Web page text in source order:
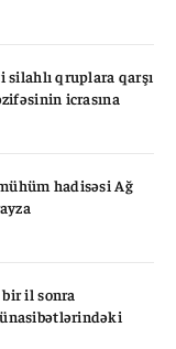
qruplara qarşı
icrasına
hadisəsi Ağ
il sonra